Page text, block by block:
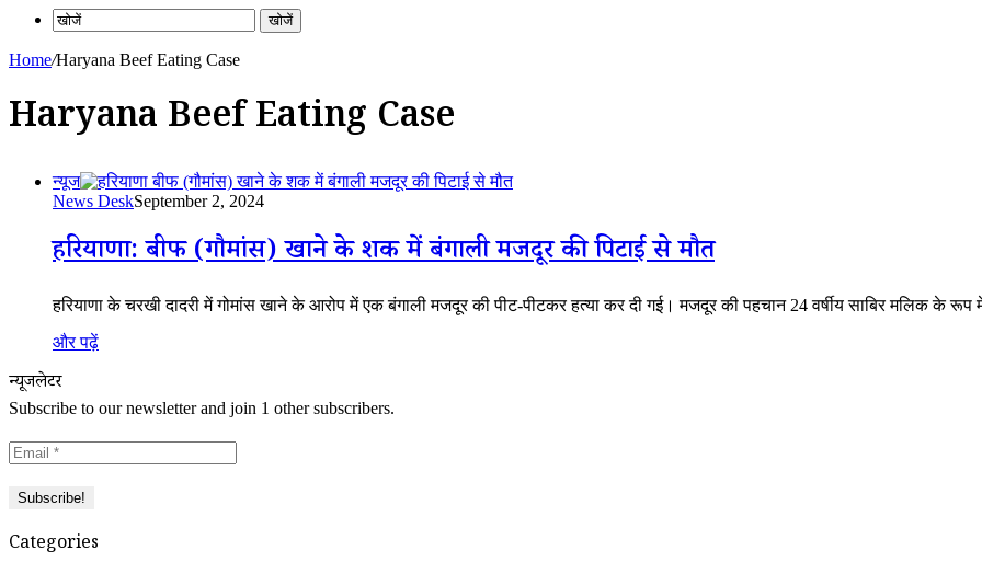
खोजें
Home/Haryana Beef Eating Case
Haryana Beef Eating Case
न्यूज
News DeskSeptember 2, 2024
हरियाणा: बीफ (गौमांस) खाने के शक में बंगाली मजदूर की पिटाई से मौत
हरियाणा के चरखी दादरी में गोमांस खाने के आरोप में एक बंगाली मजदूर की पीट-पीटकर हत्या कर दी गई। मजदूर की पहचान 24 वर्षीय साबिर मलिक के
और पढ़ें
न्यूजलेटर
Subscribe to our newsletter and join 1 other subscribers.
Categories